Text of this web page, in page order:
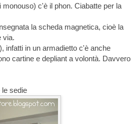
c'è il phon. Ciabatte per la
la scheda magnetica, cioè la
via.
infatti in un armadietto c'è anche
cartine e depliant a volontà. Davvero
sedie